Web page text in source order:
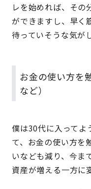
レを始めれば、その
ができますし、早く
待っていそうな気が
お金の使い方を
など）
僕は30代に入ってよ
て、お金の使い方を
いなども減り、今ま
資産が増える一方に